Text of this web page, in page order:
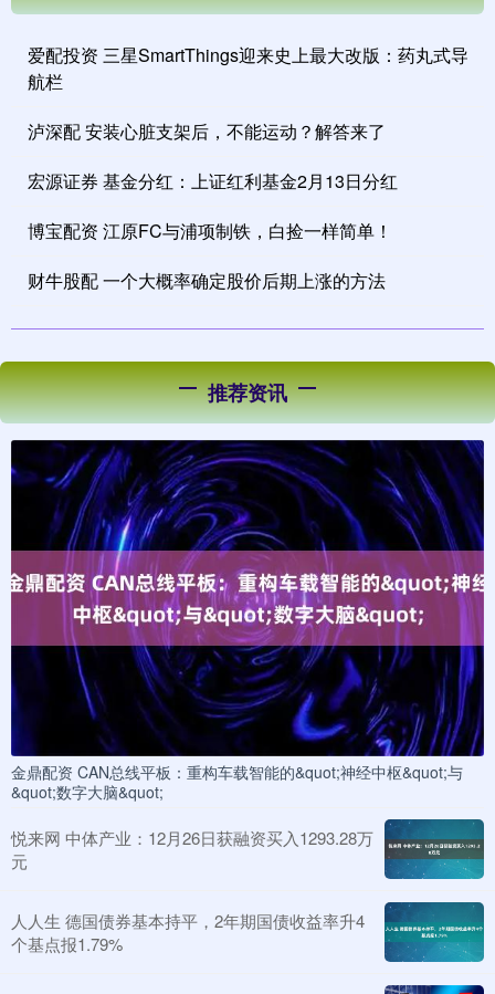
爱配投资 三星SmartThings迎来史上最大改版：药丸式导
航栏
泸深配 安装心脏支架后，不能运动？解答来了
宏源证券 基金分红：上证红利基金2月13日分红
博宝配资 江原FC与浦项制铁，白捡一样简单！
财牛股配 一个大概率确定股价后期上涨的方法
推荐资讯
金鼎配资 CAN总线平板：重构车载智能的&quot;神经中枢&quot;与
&quot;数字大脑&quot;
悦来网 中体产业：12月26日获融资买入1293.28万
元
人人生 德国债券基本持平，2年期国债收益率升4
个基点报1.79%